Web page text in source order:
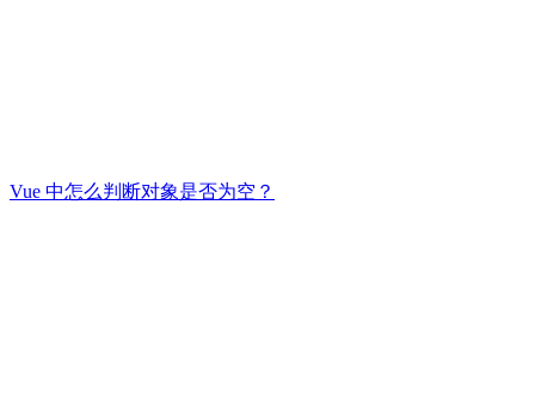
Vue 中怎么判断对象是否为空？